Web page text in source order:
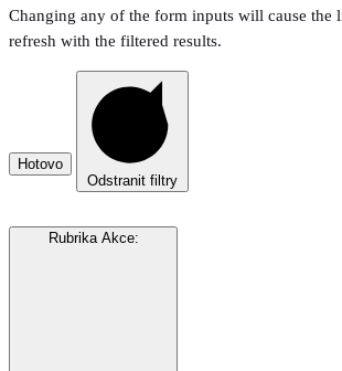
Changing any of the form inputs will cause the
refresh with the filtered results.
Hotovo
Odstranit filtry
Rubrika Akce: